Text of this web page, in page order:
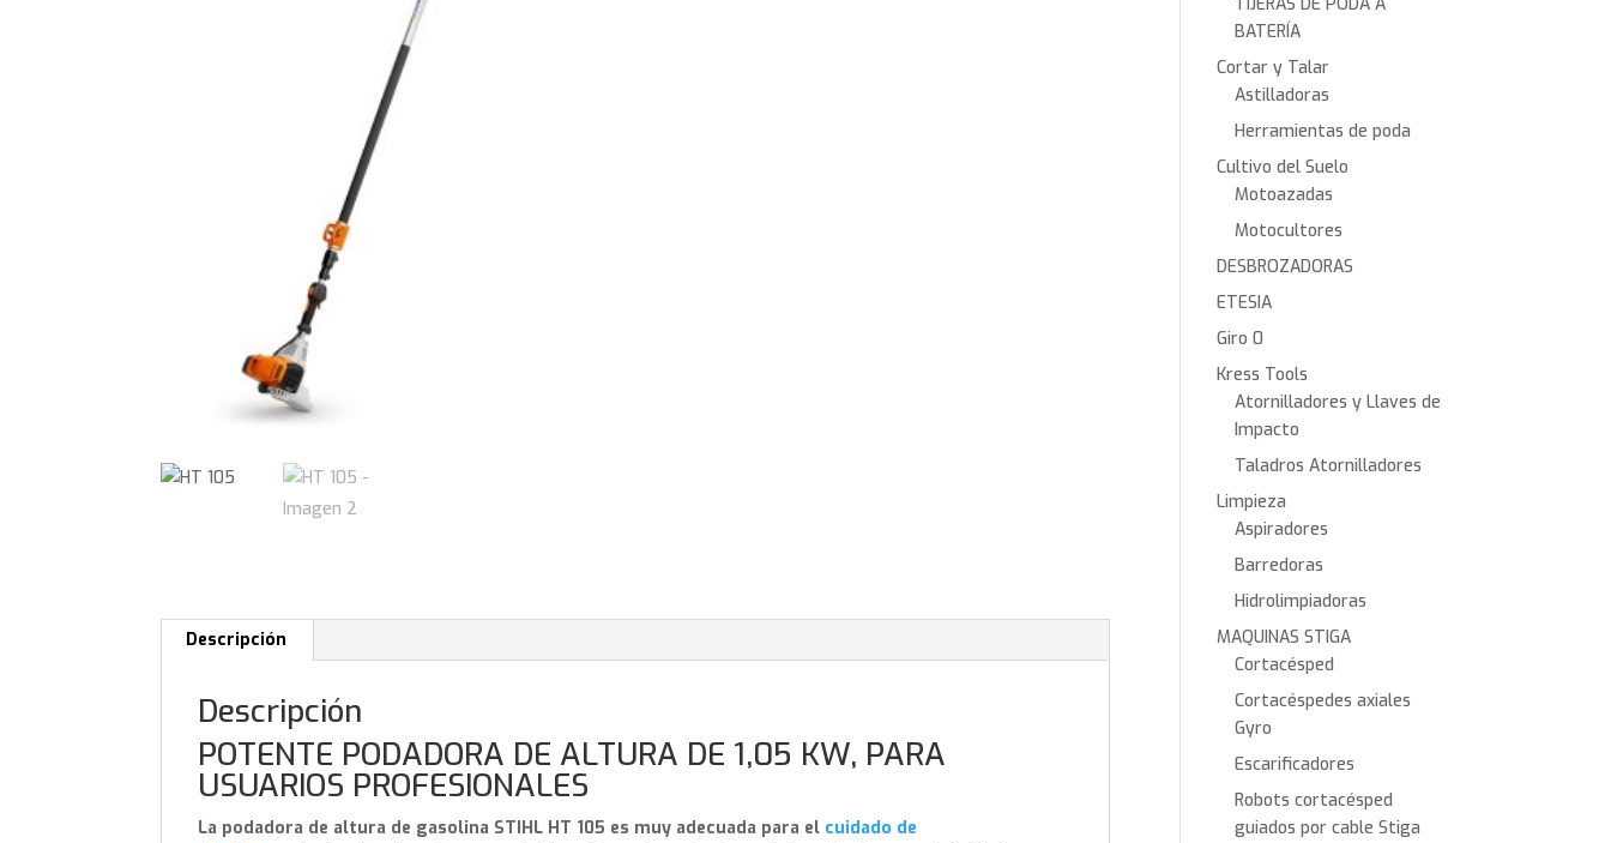
Descripción
Descripción
POTENTE PODADORA DE ALTURA DE 1,05 KW, PARA
USUARIOS PROFESIONALES
La podadora de altura de gasolina STIHL HT 105 es muy adecuada para el cuidado de
BATERÍA
Cortar y Talar
Astilladoras
Herramientas de poda
Cultivo del Suelo
Motoazadas
Motocultores
DESBROZADORAS
ETESIA
Giro 0
Kress Tools
Atornilladores y Llaves de
Impacto
Taladros Atornilladores
Limpieza
Aspiradores
Barredoras
Hidrolimpiadoras
MAQUINAS STIGA
Cortacésped
Cortacéspedes axiales
Gyro
Escarificadores
Robots cortacésped
guiados por cable Stiga